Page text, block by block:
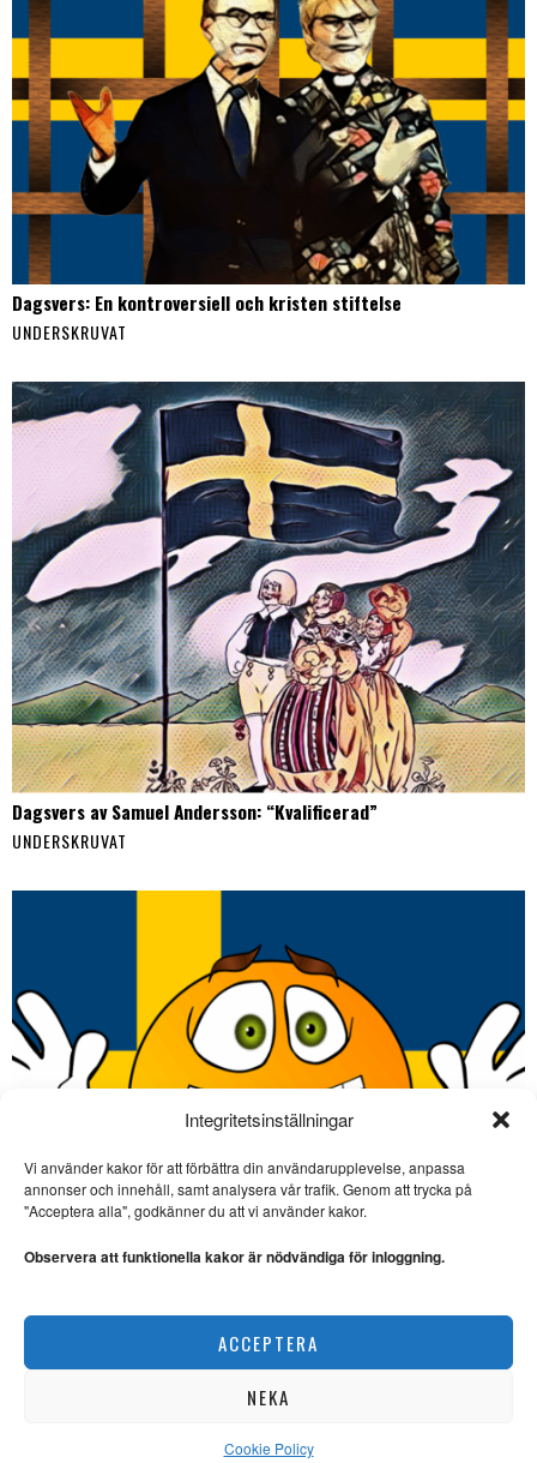
Integritetsinställningar
Vi använder kakor för att förbättra din användarupplevelse, anpassa
annonser och innehåll, samt analysera vår trafik. Genom att trycka på
"Acceptera alla", godkänner du att vi använder kakor.
Observera att funktionella kakor är nödvändiga för inloggning.
ACCEPTERA
NEKA
Cookie Policy
Dagsvers: En kontroversiell och kristen stiftelse
UNDERSKRUVAT
Dagsvers av Samuel Andersson: “Kvalificerad”
UNDERSKRUVAT
Dagsvers om kvittningssystemet
SE ÄVEN
Andersson: ”Namnad
skrivit en dagsvers om att Ulf
SATIR. Samuel Andersson har
omdiskuterat